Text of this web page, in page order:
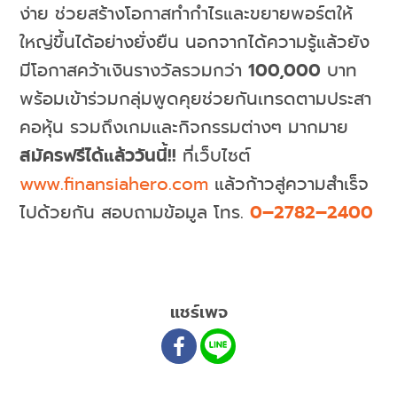
ง่าย ช่วยสร้างโอกาสทำกำไรและขยายพอร์ตให้
ใหญ่ขึ้นได้อย่างยั่งยืน นอกจากได้ความรู้แล้วยัง
มีโอกาสคว้าเงินรางวัลรวมกว่า100,000 บาท
พร้อมเข้าร่วมกลุ่มพูดคุยช่วยกันเทรดตามประสา
คอหุ้น รวมถึงเกมและกิจกรรมต่างๆ มากมาย
สมัครฟรีได้แล้ววันนี้!! ที่เว็บไซต์
www.finansiahero.com แล้วก้าวสู่ความสำเร็จ
ไปด้วยกัน สอบถามข้อมูล โทร.0–2782–2400
แชร์เพจ